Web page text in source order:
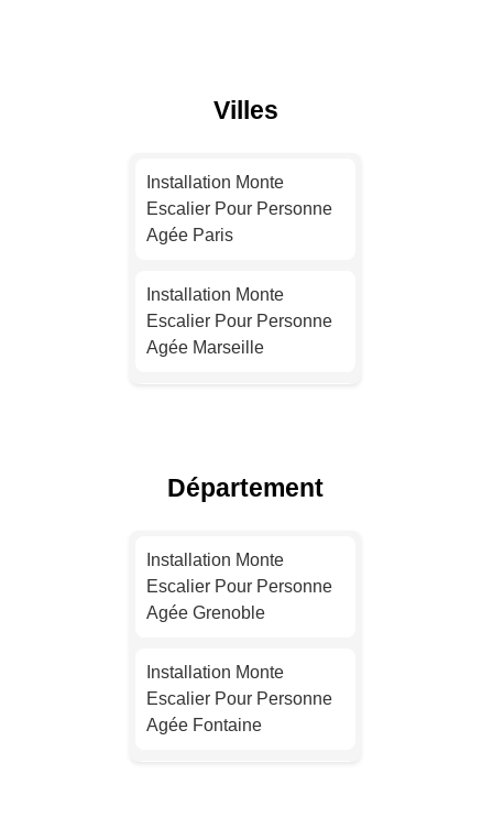
Villes
Installation Monte
Escalier Pour Personne
Agée Paris
Installation Monte
Escalier Pour Personne
Agée Marseille
Agée Toulouse
Agée Nice
Département
Installation Monte
Escalier Pour Personne
Agée Grenoble
Installation Monte
Escalier Pour Personne
Agée Fontaine